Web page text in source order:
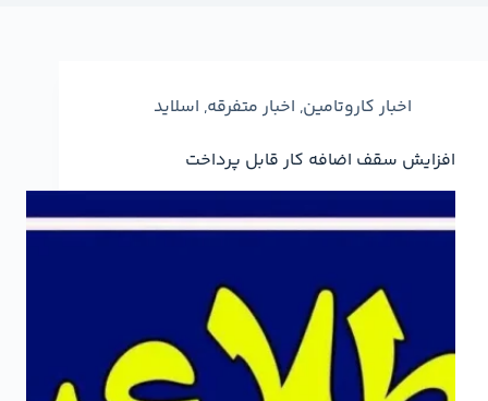
اخبار کاروتامین, اخبار متفرقه, اسلاید
افزایش سقف اضافه کار قابل پرداخت